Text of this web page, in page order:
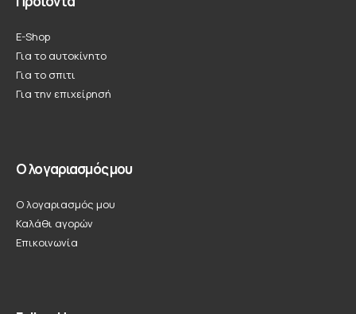
E-Shop
Για το αυτοκίνητο
Για το σπιτι
Για την επιχείρησή
Ο λογαριασμός μου
Ο λογαριασμός μου
Καλάθι αγορών
Επικοινωνία